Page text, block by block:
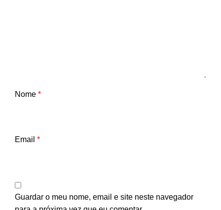
Nome *
Email *
Guardar o meu nome, email e site neste navegador